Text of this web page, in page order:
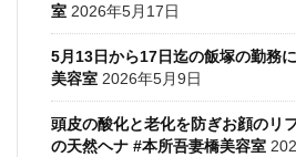
室 2026年5月17日
5月13日から17日迄の飯塚の勤務
美容室 2026年5月9日
頭皮の酸化と老化を防ぎお顔のリ
の天然ヘナ #本所吾妻橋美容室